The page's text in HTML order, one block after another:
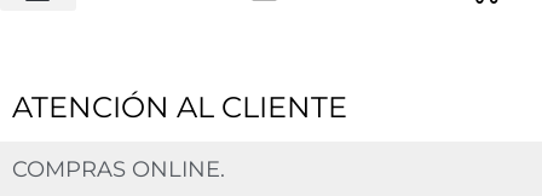
ATENCIÓN AL CLIENTE
COMPRAS ONLINE.